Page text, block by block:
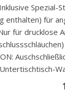
Spezial-
enthalten) für
für drucklose